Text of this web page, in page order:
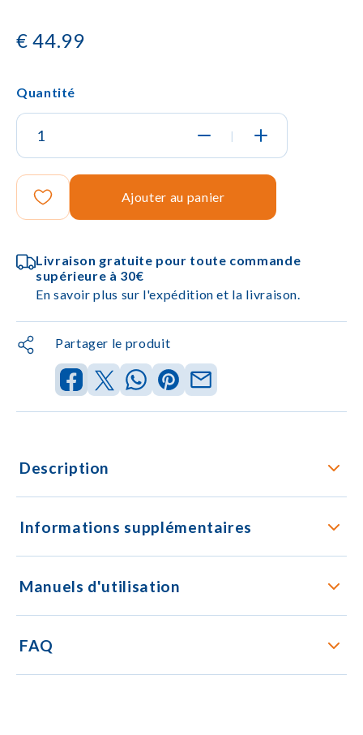
€ 44.99
Quantité
|
Ajouter au panier
Livraison gratuite pour toute commande
supérieure à 30€
En savoir plus sur l'expédition et la livraison.
Partager le produit
Description
Informations supplémentaires
Manuels d'utilisation
FAQ